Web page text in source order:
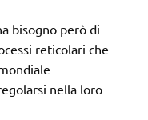
bisogno però di
reticolari che
nella loro